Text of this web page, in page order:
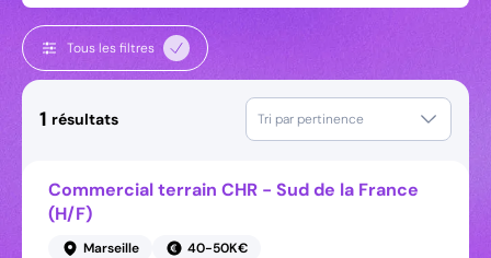
Tous les filtres
1 résultats Tri par pertinence
Commercial terrain CHR - Sud de la France
(H/F)
Marseille
40-50K€